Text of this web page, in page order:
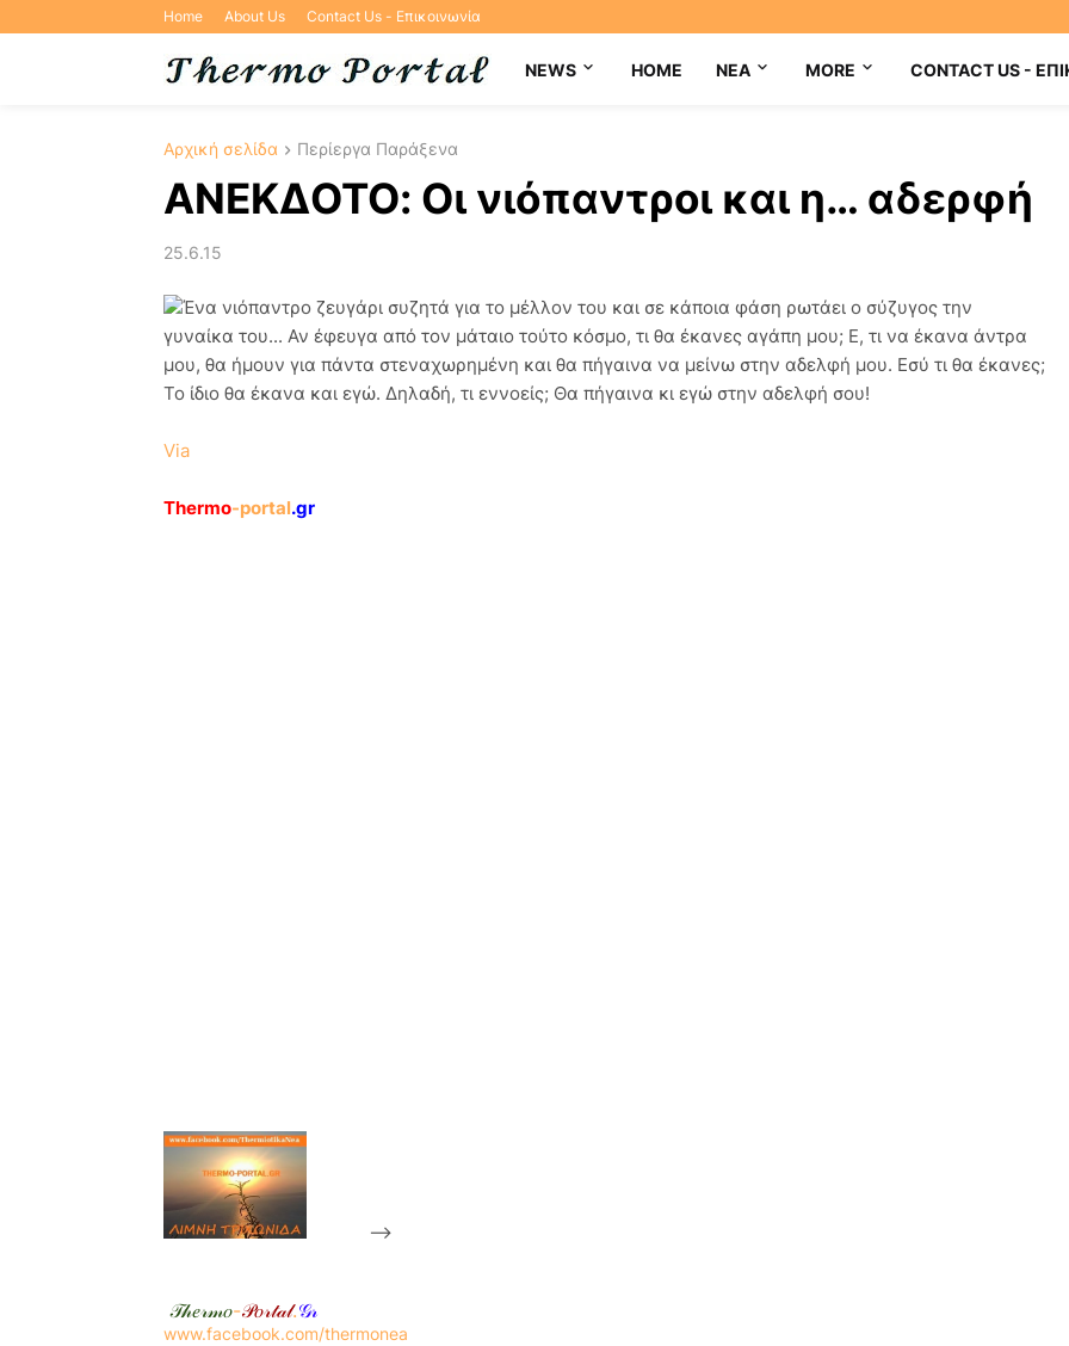
Home About Us Contact Us - Επικοινωνία
NEWS HOME NEA MORE CONTACT US -
Αρχική σελίδα Περίεργα Παράξενα
ΑΝΕΚΔΟΤΟ: Οι νιόπαντροι και η… αδερφή
25.6.15
Ένα νιόπαντρο ζευγάρι συζητά για το μέλλον του και σε κάποια φάση ρωτάει ο σύζυγος την
γυναίκα του... Αν έφευγα από τον μάταιο τούτο κόσμο, τι θα έκανες αγάπη μου; Ε, τι να έκανα άντρα
μου, θα ήμουν για πάντα στεναχωρημένη και θα πήγαινα να μείνω στην αδελφή μου. Εσύ τι θα έκανες;
Το ίδιο θα έκανα και εγώ. Δηλαδή, τι εννοείς; Θα πήγαινα κι εγώ στην αδελφή σου!
Via
Thermo-portal.gr
-->
𝒯𝒽𝑒𝓇𝓂𝑜-𝒫𝑜𝓇𝓉𝒶𝓁.𝒢𝓇
www.facebook.com/thermonea